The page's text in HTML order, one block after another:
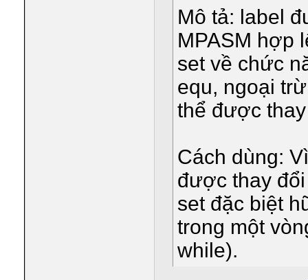
Mô tả: label
MPASM hợp
set về chức
equ, ngoại
thể được
Cách dùng:
được thay
set đặc biệt
trong một
while).